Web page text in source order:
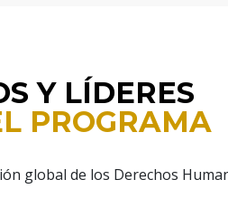
Y LÍDERES
PROGRAMA
global de los Derechos